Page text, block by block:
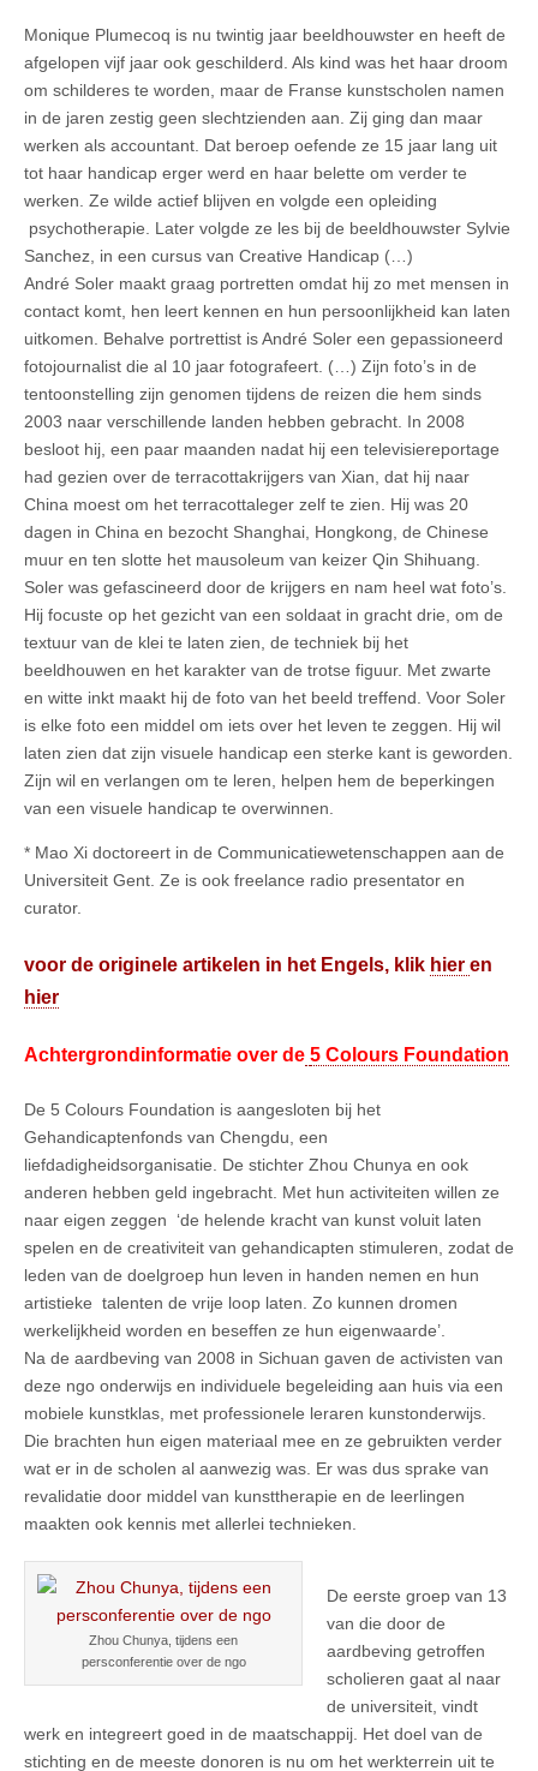
Monique Plumecoq is nu twintig jaar beeldhouwster en heeft de
afgelopen vijf jaar ook geschilderd. Als kind was het haar droom
om schilderes te worden, maar de Franse kunstscholen namen
in de jaren zestig geen slechtzienden aan. Zij ging dan maar
werken als accountant. Dat beroep oefende ze 15 jaar lang uit
tot haar handicap erger werd en haar belette om verder te
werken. Ze wilde actief blijven en volgde een opleiding
psychotherapie. Later volgde ze les bij de beeldhouwster Sylvie
Sanchez, in een cursus van Creative Handicap (…)
André Soler maakt graag portretten omdat hij zo met mensen in
contact komt, hen leert kennen en hun persoonlijkheid kan laten
uitkomen. Behalve portrettist is André Soler een gepassioneerd
fotojournalist die al 10 jaar fotografeert. (…) Zijn foto’s in de
tentoonstelling zijn genomen tijdens de reizen die hem sinds
2003 naar verschillende landen hebben gebracht. In 2008
besloot hij, een paar maanden nadat hij een televisiereportage
had gezien over de terracottakrijgers van Xian, dat hij naar
China moest om het terracottaleger zelf te zien. Hij was 20
dagen in China en bezocht Shanghai, Hongkong, de Chinese
muur en ten slotte het mausoleum van keizer Qin Shihuang.
Soler was gefascineerd door de krijgers en nam heel wat foto’s.
Hij focuste op het gezicht van een soldaat in gracht drie, om de
textuur van de klei te laten zien, de techniek bij het
beeldhouwen en het karakter van de trotse figuur. Met zwarte
en witte inkt maakt hij de foto van het beeld treffend. Voor Soler
is elke foto een middel om iets over het leven te zeggen. Hij wil
laten zien dat zijn visuele handicap een sterke kant is geworden.
Zijn wil en verlangen om te leren, helpen hem de beperkingen
van een visuele handicap te overwinnen.
* Mao Xi doctoreert in de Communicatiewetenschappen aan de
Universiteit Gent. Ze is ook freelance radio presentator en
curator.
voor de originele artikelen in het Engels, klik hier en
hier
Achtergrondinformatie over de 5 Colours Foundation
De 5 Colours Foundation is aangesloten bij het
Gehandicaptenfonds van Chengdu, een
liefdadigheidsorganisatie. De stichter Zhou Chunya en ook
anderen hebben geld ingebracht. Met hun activiteiten willen ze
naar eigen zeggen ‘de helende kracht van kunst voluit laten
spelen en de creativiteit van gehandicapten stimuleren, zodat de
leden van de doelgroep hun leven in handen nemen en hun
artistieke talenten de vrije loop laten. Zo kunnen dromen
werkelijkheid worden en beseffen ze hun eigenwaarde’.
Na de aardbeving van 2008 in Sichuan gaven de activisten van
deze ngo onderwijs en individuele begeleiding aan huis via een
mobiele kunstklas, met professionele leraren kunstonderwijs.
Die brachten hun eigen materiaal mee en ze gebruikten verder
wat er in de scholen al aanwezig was. Er was dus sprake van
revalidatie door middel van kunsttherapie en de leerlingen
maakten ook kennis met allerlei technieken.
Zhou Chunya, tijdens een
persconferentie over de ngo
De eerste groep van 13
van die door de
aardbeving getroffen
scholieren gaat al naar
de universiteit, vindt
werk en integreert goed in de maatschappij. Het doel van de
stichting en de meeste donoren is nu om het werkterrein uit te